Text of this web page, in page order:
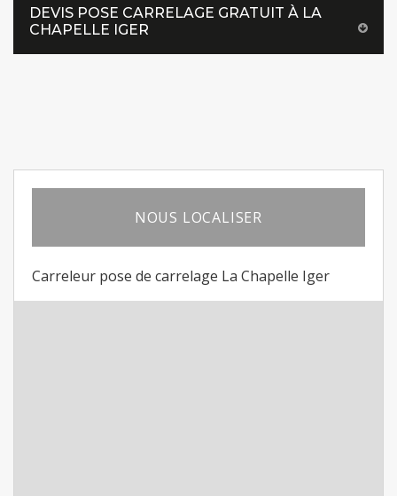
DEVIS POSE CARRELAGE GRATUIT À LA
CHAPELLE IGER
NOUS LOCALISER
Carreleur pose de carrelage La Chapelle Iger